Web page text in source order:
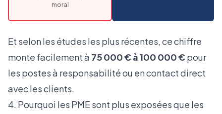
moral
Et selon les études les plus récentes, ce chiffre
monte facilement à 75 000 € à 100 000 € pour
les postes à responsabilité ou en contact direct
avec les clients.
4. Pourquoi les PME sont plus exposées que les